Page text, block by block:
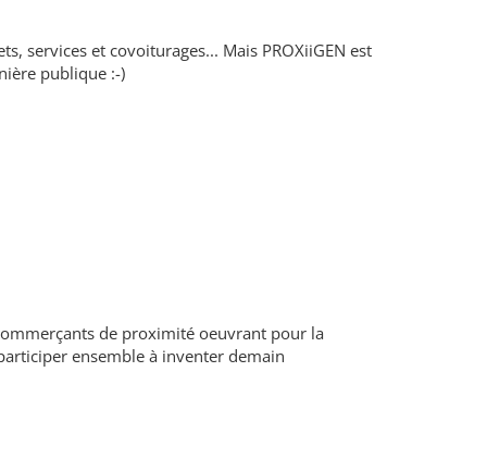
services et covoiturages... Mais PROXiiGEN est
publique :-)
de proximité oeuvrant pour la
ensemble à inventer demain